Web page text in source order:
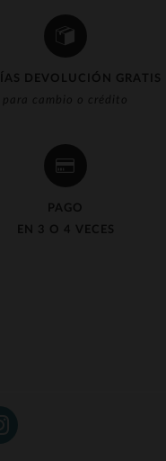
DEVOLUCIÓN GRATIS
para cambio o crédito
PAGO
EN 3 O 4 VECES